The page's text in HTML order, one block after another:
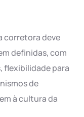
corretora deve
definidas, com
flexibilidade para
de
à cultura da